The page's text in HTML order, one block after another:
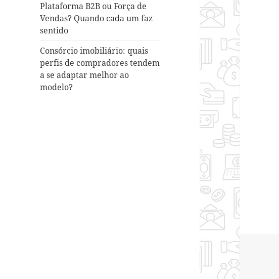
Plataforma B2B ou Força de
Vendas? Quando cada um faz
sentido
Consórcio imobiliário: quais
perfis de compradores tendem
a se adaptar melhor ao
modelo?